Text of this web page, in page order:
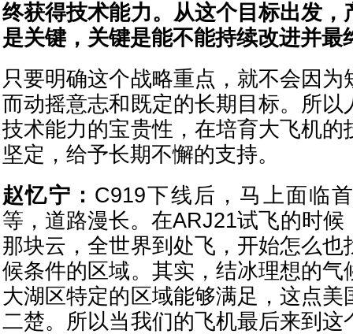
终获得技术能力。从这个目标出发，
是关键，关键是能不能持续改进并最
只要明确这个战略重点，就不会因为
而动摇意志和既定的长期目标。所以
技术能力的宝贵性，在培育大飞机的
坚定，给予长期不懈的支持。
赵忆宁： C919下线后，马上面临
等，道路漫长。在ARJ21试飞的时候
那块云，全世界到处飞，开始怎么也
候条件的区域。其实，结冰理想的气
大湖区特定的区域能够满足，这点美
二楚。所以当我们的飞机最后来到这